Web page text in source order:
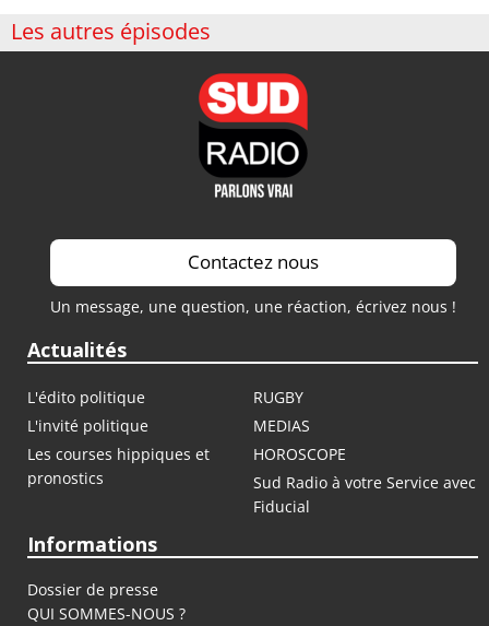
Les autres épisodes
Contactez nous
Un message, une question, une réaction, écrivez nous !
Actualités
L'édito politique
RUGBY
L'invité politique
MEDIAS
Les courses hippiques et
pronostics
HOROSCOPE
Sud Radio à votre Service avec
Fiducial
Informations
Dossier de presse
QUI SOMMES-NOUS ?